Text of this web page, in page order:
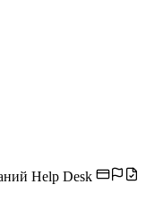
Help Desk